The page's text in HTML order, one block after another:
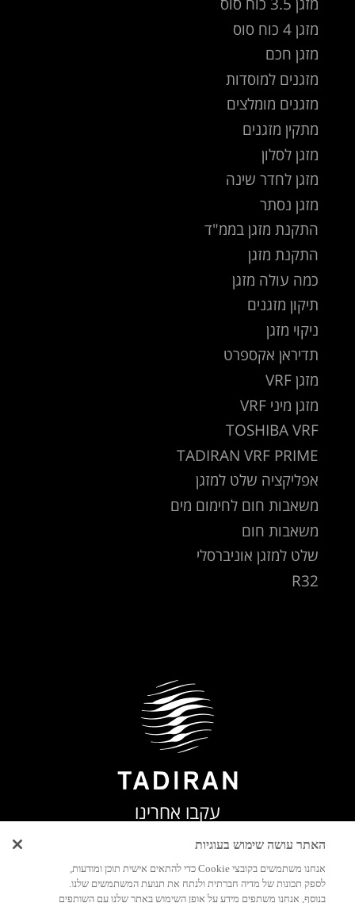
מזגן 4 כוח סוס
מזגן חכם
מזגנים למוסדות
מזגנים מומלצים
מתקין מזגנים
מזגן לסלון
מזגן לחדר שינה
מזגן נסתר
התקנת מזגן בממ"ד
התקנת מזגן
כמה עולה מזגן
תיקון מזגנים
ניקוי מזגן
תדיראן אקספרט
מזגן VRF
מזגן מיני VRF
TOSHIBA VRF
TADIRAN VRF PRIME
אפליקציה שלט למזגן
משאבות חום לחימום מים
משאבות חום
שלט למזגן אוניברסלי
R32
עקבו אחרינו
האתר עושה שימוש בעוגיות
אנחנו משתמשים בקובצי Cookie כדי להתאים אישית תוכן ומודעות,
לספק תכונות של מדיה חברתית ולנתח את תנועת המשתמשים שלנו.
בנוסף, אנחנו משתפים מידע על אופן השימוש באתר שלנו עם השותפים